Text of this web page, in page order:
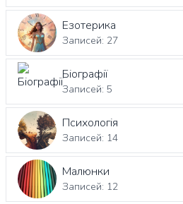
Езотерика
Записей: 27
Біографії
Записей: 5
Психологія
Записей: 14
Малюнки
Записей: 12